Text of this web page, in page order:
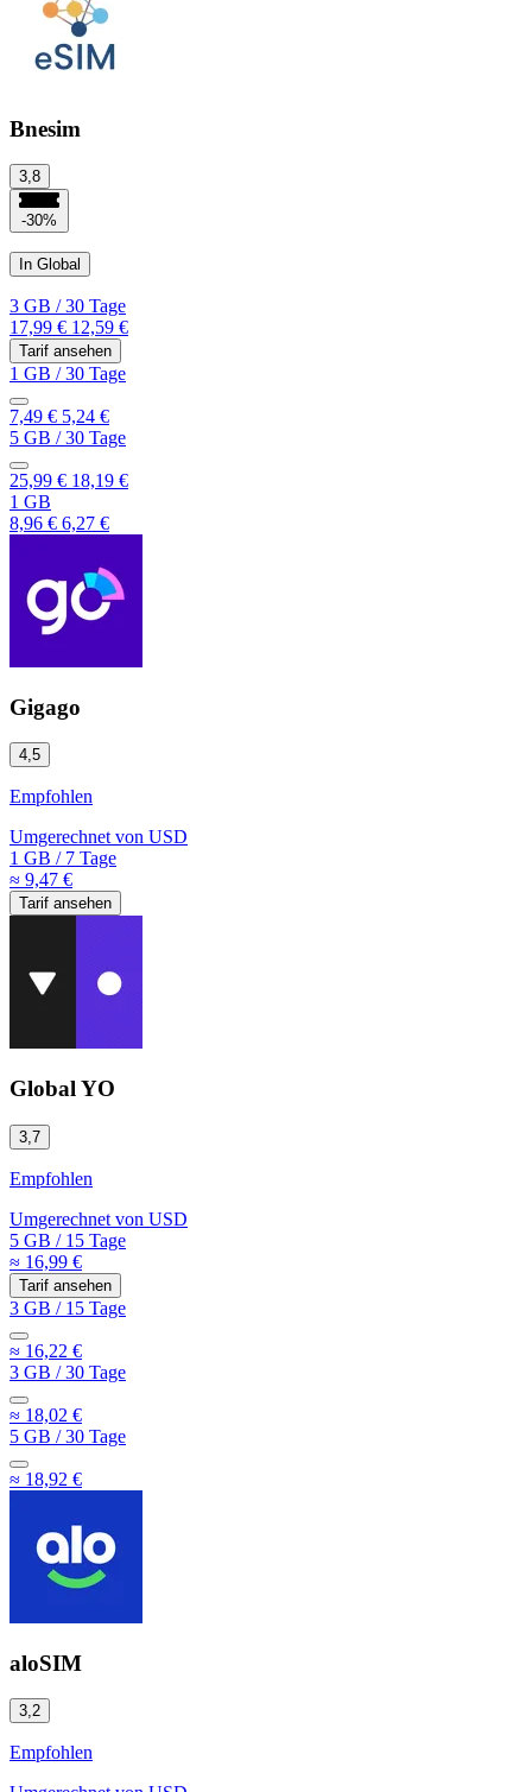
Bnesim
3,8
-30%
In Global
3 GB /30 Tage
17,99 € 12,59 €
Tarif ansehen
1 GB /30 Tage
7,49 € 5,24 €
5 GB /30 Tage
25,99 € 18,19 €
1 GB
8,96 € 6,27 €
Gigago
4,5
Empfohlen
Umgerechnet von USD
1 GB /7 Tage
≈ 9,47 €
Tarif ansehen
Global YO
3,7
Empfohlen
Umgerechnet von USD
5 GB /15 Tage
≈ 16,99 €
Tarif ansehen
3 GB /15 Tage
≈ 16,22 €
3 GB /30 Tage
≈ 18,02 €
5 GB /30 Tage
≈ 18,92 €
aloSIM
3,2
Empfohlen